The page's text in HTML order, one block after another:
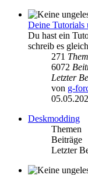
Deine Tutorials
Du hast ein
schreib es
271
6072
Letzter
von g-
Deskmodding
Themen
Beiträge
Letzter